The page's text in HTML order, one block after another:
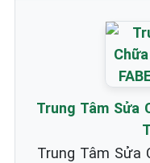
Trung Tâm Sửa
Trung Tâm Sửa